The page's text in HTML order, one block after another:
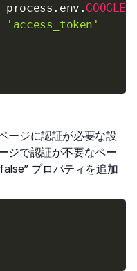
process . env .
'access_token'
ージに認証が必要な設
ジで認証が不要なペー
プロパティを追加